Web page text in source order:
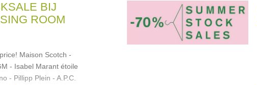
BIJ
ROOM
Maison Scotch -
- Isabel Marant étoile
- Pillipp Plein - A.P.C.